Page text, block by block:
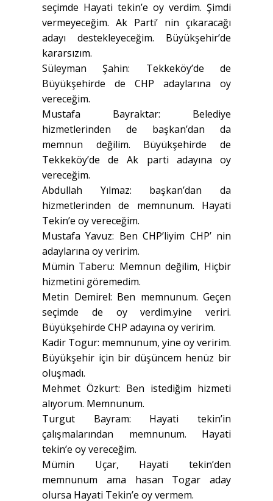
seçimde Hayati tekin’e oy verdim. Şimdi
vermeyeceğim. Ak Parti’ nin çıkaracağı
adayı destekleyeceğim. Büyükşehir’de
kararsızım.
Süleyman Şahin: Tekkeköy’de de
Büyükşehirde de CHP adaylarına oy
vereceğim.
Mustafa Bayraktar: Belediye
hizmetlerinden de başkan’dan da
memnun değilim. Büyükşehirde de
Tekkeköy’de de Ak parti adayına oy
vereceğim.
Abdullah Yılmaz: başkan’dan da
hizmetlerinden de memnunum. Hayati
Tekin’e oy vereceğim.
Mustafa Yavuz: Ben CHP’liyim CHP’ nin
adaylarına oy veririm.
Mümin Taberu: Memnun değilim, Hiçbir
hizmetini göremedim.
Metin Demirel: Ben memnunum. Geçen
seçimde de oy verdim.yine veriri.
Büyükşehirde CHP adayına oy veririm.
Kadir Togur: memnunum, yine oy veririm.
Büyükşehir için bir düşüncem henüz bir
oluşmadı.
Mehmet Özkurt: Ben istediğim hizmeti
alıyorum. Memnunum.
Turgut Bayram: Hayati tekin’in
çalışmalarından memnunum. Hayati
tekin’e oy vereceğim.
Mümin Uçar, Hayati tekin’den
memnunum ama hasan Togar aday
olursa Hayati Tekin’e oy vermem.